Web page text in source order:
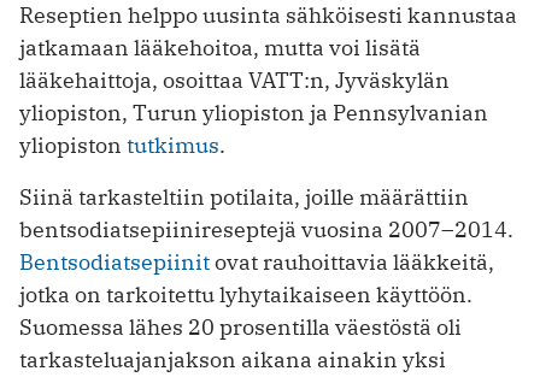
Reseptien helppo uusinta sähköisesti kannustaa
jatkamaan lääkehoitoa, mutta voi lisätä
lääkehaittoja, osoittaa VATT:n, Jyväskylän
yliopiston, Turun yliopiston ja Pennsylvanian
yliopiston tutkimus.
Siinä tarkasteltiin potilaita, joille määrättiin
bentsodiatsepiinireseptejä vuosina 2007–2014.
Bentsodiatsepiinitovat rauhoittavia lääkkeitä,
jotka on tarkoitettu lyhytaikaiseen käyttöön.
Suomessa lähes 20 prosentilla väestöstä oli
tarkasteluajanjakson aikana ainakin yksi